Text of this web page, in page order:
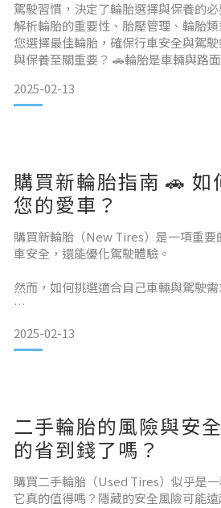
駕駛習慣，決定了輪胎選擇與保養的
解析輪胎的重要性、胎壓管理、輪胎
您選擇最佳輪胎，確保行車安全與駕
與保養至關重要？ 🚗輪胎是車輛與路
如果胎壓不足、胎紋磨損，或是輪胎老
爆胎或剎車失效，大幅提高事故風險。
2025-02-13
購買新輪胎指南 🚗 如
您的愛車？
購買新輪胎（New Tires）是一項重要
車安全，還能優化駕駛體驗。
然而，如何挑選適合自己車輛與駕駛需
面，幫助您做出最聰明的輪胎選擇！1.
選擇適當時機更換輪胎，不僅能確保行
最佳抓地力與
2025-02-13
二手輪胎的風險與安
的省到錢了嗎？
購買二手輪胎（Used Tires）似乎是
它真的值得嗎？隱藏的安全風險可能